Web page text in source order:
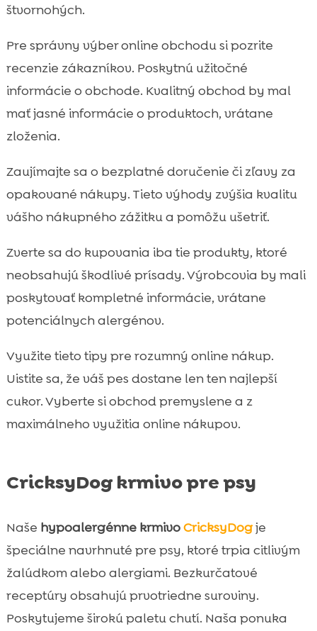
štvornohých.
Pre správny výber online obchodu si pozrite
recenzie zákazníkov. Poskytnú užitočné
informácie o obchode. Kvalitný obchod by mal
mať jasné informácie o produktoch, vrátane
zloženia.
Zaujímajte sa o bezplatné doručenie či zľavy za
opakované nákupy. Tieto výhody zvýšia kvalitu
vášho nákupného zážitku a pomôžu ušetriť.
Zverte sa do kupovania iba tie produkty, ktoré
neobsahujú škodlivé prísady. Výrobcovia by mali
poskytovať kompletné informácie, vrátane
potenciálnych alergénov.
Využite tieto tipy pre rozumný online nákup.
Uistite sa, že váš pes dostane len ten najlepší
cukor. Vyberte si obchod premyslene a z
maximálneho využitia online nákupov.
CricksyDog krmivo pre psy
Naše hypoalergénne krmivoCricksyDogje
špeciálne navrhnuté pre psy, ktoré trpia citlivým
žalúdkom alebo alergiami. Bezkurčatové
receptúry obsahujú prvotriedne suroviny.
Poskytujeme širokú paletu chutí. Naša ponuka